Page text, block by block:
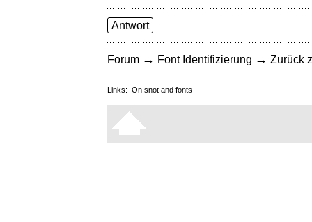
Antwort
Forum → Font Identifizierung → Zurück
Links: On snot and fonts